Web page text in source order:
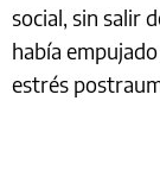
social, sin salir
había empujado
estrés